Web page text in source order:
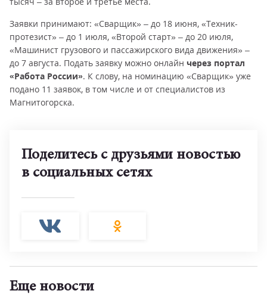
Заявки принимают: «Сварщик» – до 18 июня, «Техник-
протезист» – до 1 июля, «Второй старт» – до 20 июля,
«Машинист грузового и пассажирского вида движения» –
до 7 августа. Подать заявку можно онлайн через портал
«Работа России». К слову, на номинацию «Сварщик» уже
подано 11 заявок, в том числе и от специалистов из
Магнитогорска.
Поделитесь с друзьями новостью
в социальных сетях
Еще новости